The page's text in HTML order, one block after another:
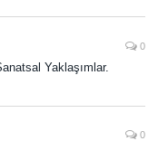
0
Yaklaşımlar.
0